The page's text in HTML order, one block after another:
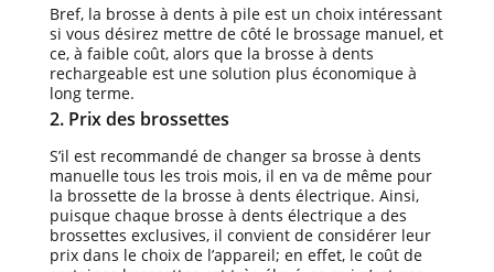
Bref, la brosse à dents à pile est un choix intéressant
si vous désirez mettre de côté le brossage manuel, et
ce, à faible coût, alors que la brosse à dents
rechargeable est une solution plus économique à
long terme.
2. Prix des brossettes
S’il est recommandé de changer sa brosse à dents
manuelle tous les trois mois, il en va de même pour
la brossette de la brosse à dents électrique. Ainsi,
puisque chaque brosse à dents électrique a des
brossettes exclusives, il convient de considérer leur
prix dans le choix de l’appareil; en effet, le coût de